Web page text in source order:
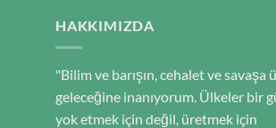
HAKKIMIZDA
"Bilim ve barışın, cehalet ve savaşa
geleceğine inanıyorum. Ülkeler bir
yok etmek için değil, üretmek için